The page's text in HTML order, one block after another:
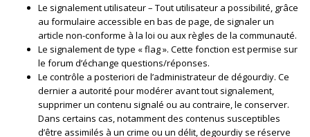
Le signalement utilisateur – Tout utilisateur a possibilité, grâce
au formulaire accessible en bas de page, de signaler un
article non-conforme à la loi ou aux règles de la communauté.
Le signalement de type « flag ». Cette fonction est permise sur
le forum d’échange questions/réponses.
Le contrôle a posteriori de l’administrateur de dégourdiy. Ce
dernier a autorité pour modérer avant tout signalement,
supprimer un contenu signalé ou au contraire, le conserver.
Dans certains cas, notamment des contenus susceptibles
d’être assimilés à un crime ou un délit, degourdiy se réserve